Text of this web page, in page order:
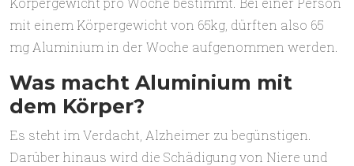
mit einem Körpergewicht von 65kg, dürften also 65
mg Aluminium in der Woche aufgenommen werden.
Was macht Aluminium mit
dem Körper?
Es steht im Verdacht, Alzheimer zu begünstigen.
Darüber hinaus wird die Schädigung von Niere und